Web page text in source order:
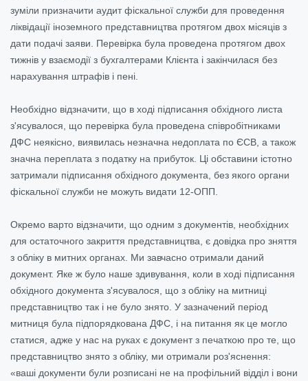
зуміли призначити аудит фіскальної служби для проведення
ліквідації іноземного представництва протягом двох місяців з
дати подачі заяви. Перевірка була проведена протягом двох
тижнів у взаємодії з бухгалтерами Клієнта і закінчилася без
нарахування штрафів і пені.
Необхідно відзначити, що в ході підписання обхідного листа
з'ясувалося, що перевірка була проведена співробітниками
ДФС неякісно, виявилась незначна недоплата по ЄСВ, а також
значна переплата з податку на прибуток. Ці обставини істотно
затримали підписання обхідного документа, без якого органи
фіскальної служби не можуть видати 12-ОПП.
Окремо варто відзначити, що одним з документів, необхідних
для остаточного закриття представництва, є довідка про зняття
з обліку в митних органах. Ми завчасно отримали даний
документ. Яке ж було наше здивування, коли в ході підписання
обхідного документа з'ясувалося, що з обліку на митниці
представництво так і не було знято. У зазначений період
митниця була підпорядкована ДФС, і на питання як це могло
статися, адже у нас на руках є документ з печаткою про те, що
представництво знято з обліку, ми отримали роз'яснення:
«ваші документи були розписані не на профільний відділ і вони